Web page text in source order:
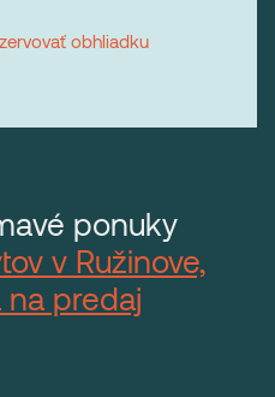
obhliadku
ponuky
v Ružinove,
na predaj